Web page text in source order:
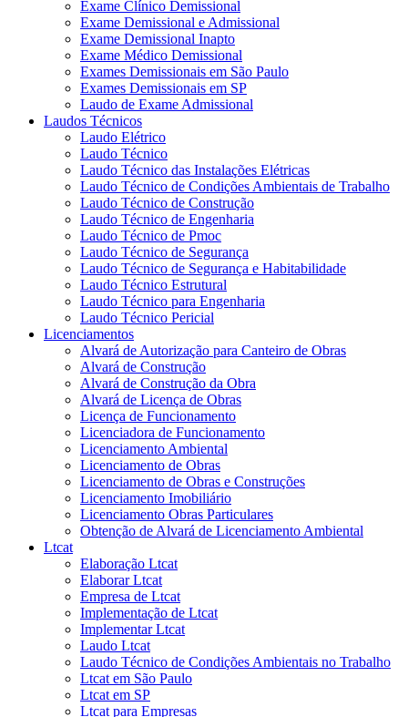
Exame Clínico Demissional
Exame Demissional e Admissional
Exame Demissional Inapto
Exame Médico Demissional
Exames Demissionais em São Paulo
Exames Demissionais em SP
Laudo de Exame Admissional
Laudos Técnicos
Laudo Elétrico
Laudo Técnico
Laudo Técnico das Instalações Elétricas
Laudo Técnico de Condições Ambientais de Trabalho
Laudo Técnico de Construção
Laudo Técnico de Engenharia
Laudo Técnico de Pmoc
Laudo Técnico de Segurança
Laudo Técnico de Segurança e Habitabilidade
Laudo Técnico Estrutural
Laudo Técnico para Engenharia
Laudo Técnico Pericial
Licenciamentos
Alvará de Autorização para Canteiro de Obras
Alvará de Construção
Alvará de Construção da Obra
Alvará de Licença de Obras
Licença de Funcionamento
Licenciadora de Funcionamento
Licenciamento Ambiental
Licenciamento de Obras
Licenciamento de Obras e Construções
Licenciamento Imobiliário
Licenciamento Obras Particulares
Obtenção de Alvará de Licenciamento Ambiental
Ltcat
Elaboração Ltcat
Elaborar Ltcat
Empresa de Ltcat
Implementação de Ltcat
Implementar Ltcat
Laudo Ltcat
Laudo Técnico de Condições Ambientais no Trabalho
Ltcat em São Paulo
Ltcat em SP
Ltcat para Empresas